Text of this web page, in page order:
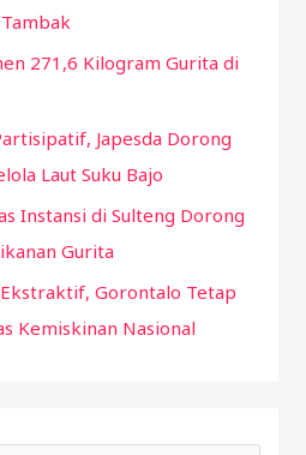
271,6 Kilogram Gurita di
Japesda Dorong
Laut Suku Bajo
Instansi di Sulteng Dorong
Gurita
Gorontalo Tetap
Kemiskinan Nasional